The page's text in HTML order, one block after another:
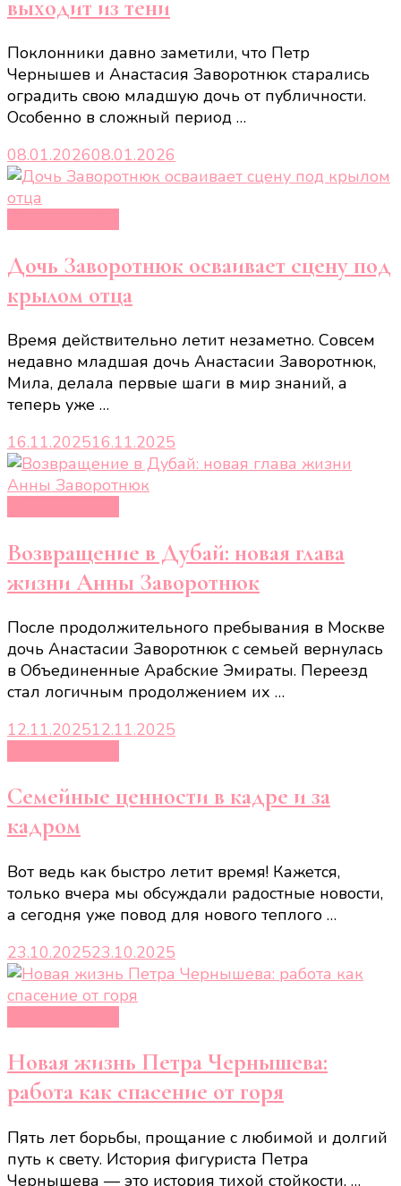
выходит из тени
Поклонники давно заметили, что Петр
Чернышев и Анастасия Заворотнюк старались
оградить свою младшую дочь от публичности.
Особенно в сложный период …
08.01.202608.01.2026
Дочь Заворотнюк осваивает сцену под
крылом отца
Время действительно летит незаметно. Совсем
недавно младшая дочь Анастасии Заворотнюк,
Мила, делала первые шаги в мир знаний, а
теперь уже …
16.11.202516.11.2025
Возвращение в Дубай: новая глава
жизни Анны Заворотнюк
После продолжительного пребывания в Москве
дочь Анастасии Заворотнюк с семьей вернулась
в Объединенные Арабские Эмираты. Переезд
стал логичным продолжением их …
12.11.202512.11.2025
Семейные ценности в кадре и за
кадром
Вот ведь как быстро летит время! Кажется,
только вчера мы обсуждали радостные новости,
а сегодня уже повод для нового теплого …
23.10.202523.10.2025
Новая жизнь Петра Чернышева:
работа как спасение от горя
Пять лет борьбы, прощание с любимой и долгий
путь к свету. История фигуриста Петра
Чернышева — это история тихой стойкости, …